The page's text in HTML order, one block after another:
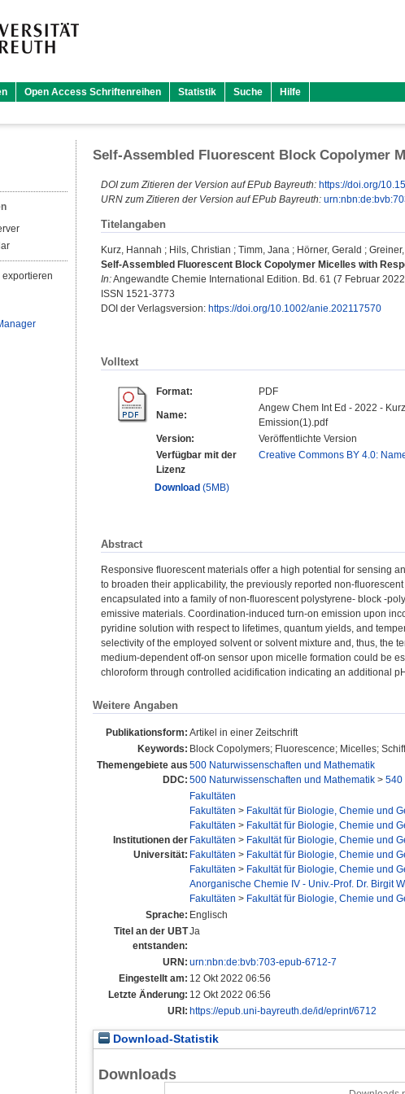
Open Access Schriftenreihen Statistik Suche Hilfe
Self-Assembled Fluorescent Block Copolymer
DOI zum Zitieren der Version auf EPub Bayreuth: https://doi.org/
URN zum Zitieren der Version auf EPub Bayreuth:
Titelangaben
Kurz, Hannah ; Hils, Christian ; Timm, Jana ; Hörner, Gerald ;
Self-Assembled Fluorescent Block Copolymer Micelles with
In:Angewandte Chemie International Edition. Bd. 61 (7 Februar
ISSN 1521-3773
DOI der Verlagsversion: https://doi.org/10.1002/anie.202117570
Volltext
Format: PDF
Name:
Angew Chem Int Ed - 2022 -
Emission(1).pdf
Version:
Veröffentlichte Version
Verfügbar mit der
Lizenz
Creative Commons BY 4.0:
Download (5MB)
Abstract
Responsive fluorescent materials offer a high potential for sensing
to broaden their applicability, the previously reported non-
encapsulated into a family of non-fluorescent polystyrene- block -
emissive materials. Coordination-induced turn-on emission upon
pyridine solution with respect to lifetimes, quantum yields, and
selectivity of the employed solvent or solvent mixture and, thus, the
medium-dependent off-on sensor upon micelle formation could be
chloroform through controlled acidification indicating an additional
Weitere Angaben
Publikationsform: Artikel in einer Zeitschrift
Keywords: Block Copolymers; Fluorescence; Micelles;
Themengebiete aus
DDC:
500 Naturwissenschaften und Mathematik
500 Naturwissenschaften und Mathematik > 540
Institutionen der
Universität:
Fakultäten
Fakultäten > Fakultät für Biologie, Chemie und
Fakultäten > Fakultät für Biologie, Chemie und
Fakultäten > Fakultät für Biologie, Chemie und
Fakultäten > Fakultät für Biologie, Chemie und
Fakultäten > Fakultät für Biologie, Chemie und
Anorganische Chemie IV - Univ.-Prof. Dr. Birgit
Fakultäten > Fakultät für Biologie, Chemie und
Sprache: Englisch
Titel an der UBT
entstanden:
Ja
URN: urn:nbn:de:bvb:703-epub-6712-7
Eingestellt am: 12 Okt 2022 06:56
Letzte Änderung: 12 Okt 2022 06:56
URI: https://epub.uni-bayreuth.de/id/eprint/6712
Download-Statistik
Downloads